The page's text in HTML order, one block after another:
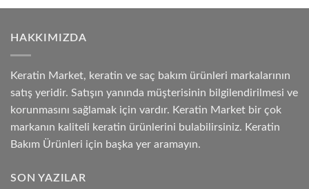
HAKKIMIZDA
Keratin Market, keratin ve saç bakım ürünleri markalarının
satış yeridir. Satışın yanında müşterisinin bilgilendirilmesi ve
korunmasını sağlamak için vardır. Keratin Market bir çok
markanın kaliteli keratin ürünlerini bulabilirsiniz. Keratin
Bakım Ürünleri için başka yer aramayın.
SON YAZILAR